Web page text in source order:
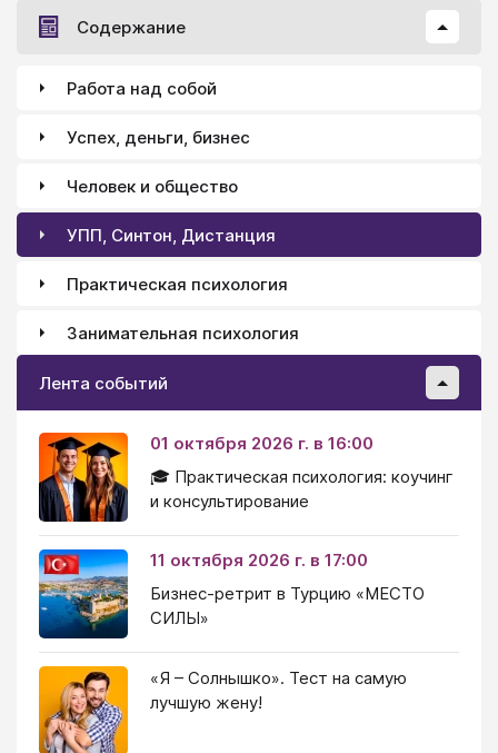
Содержание
Работа над собой
Успех, деньги, бизнес
Человек и общество
УПП, Синтон, Дистанция
Практическая психология
Занимательная психология
Лента событий
01 октября 2026 г. в 16:00
🎓 Практическая психология: коучинг
и консультирование
11 октября 2026 г. в 17:00
Бизнес-ретрит в Турцию «МЕСТО
СИЛЫ»
«Я – Солнышко». Тест на самую
лучшую жену!